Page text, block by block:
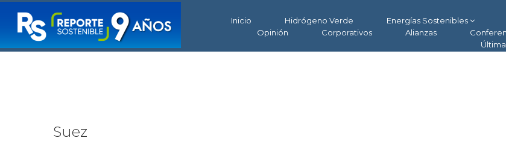
Inicio Hidrógeno Verde Energías Sostenibles
Opinión
Corporativos Alianzas
Suez